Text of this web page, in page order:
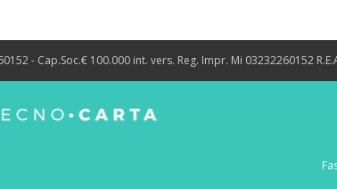
- Cap.Soc.€ 100.000 int. vers. Reg. Impr. Mi 03232260152